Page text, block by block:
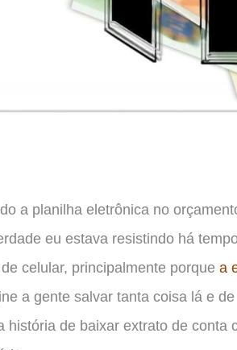
a planilha eletrônica no
eu estava resistindo há
celular, principalmente porquea
a gente salvar tanta coisa lá e
história de baixar extrato de conta